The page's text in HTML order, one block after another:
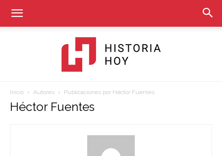
Historia
Inicio Autores Publicaciones por Héctor Fuentes
Héctor Fuentes